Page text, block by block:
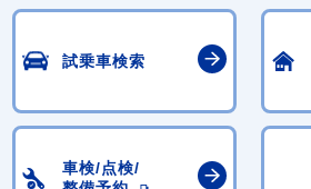
試乗車検索
車検/点検/